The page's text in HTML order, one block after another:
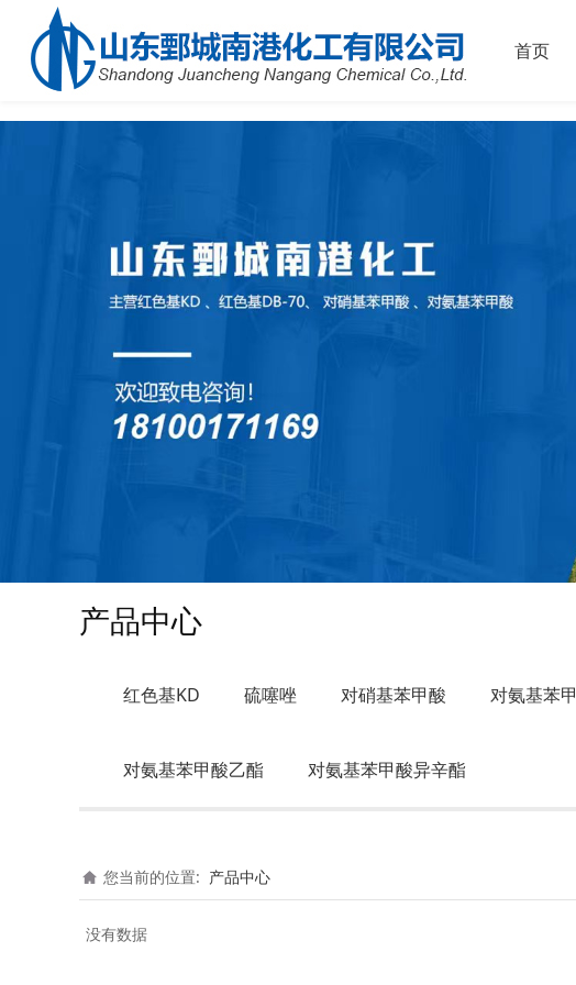
首页
产品中心
红色基KD 硫噻唑 对硝基苯甲酸 对氨基苯
对氨基苯甲酸乙酯 对氨基苯甲酸异辛酯
您当前的位置: 产品中心
没有数据